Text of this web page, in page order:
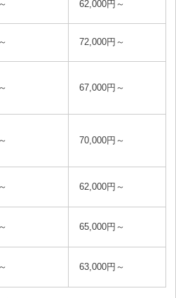
62,000円～
72,000円～
67,000円～
70,000円～
62,000円～
65,000円～
63,000円～